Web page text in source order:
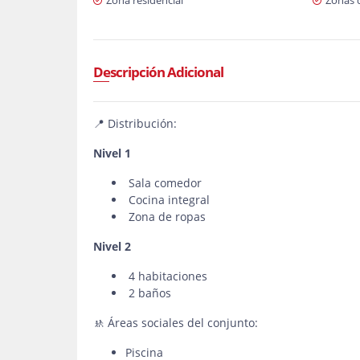
Descripción Adicional
📍 Distribución:
Nivel 1
Sala comedor
Cocina integral
Zona de ropas
Nivel 2
4 habitaciones
2 baños
🚸 Áreas sociales del conjunto:
Piscina